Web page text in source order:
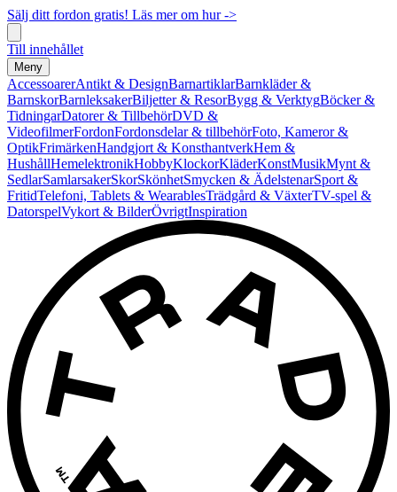
Sälj ditt fordon gratis! Läs mer om hur ->
Till innehållet
Meny
AccessoarerAntikt & DesignBarnartiklarBarnkläder &
BarnskorBarnleksakerBiljetter & ResorBygg & VerktygBöcker &
TidningarDatorer & TillbehörDVD &
VideofilmerFordonFordonsdelar & tillbehörFoto, Kameror &
OptikFrimärkenHandgjort & KonsthantverkHem &
HushållHemelektronikHobbyKlockorKläderKonstMusikMynt &
SedlarSamlarsakerSkorSkönhetSmycken & ÄdelstenarSport &
FritidTelefoni, Tablets & WearablesTrädgård & VäxterTV-spel &
DatorspelVykort & BilderÖvrigtInspiration